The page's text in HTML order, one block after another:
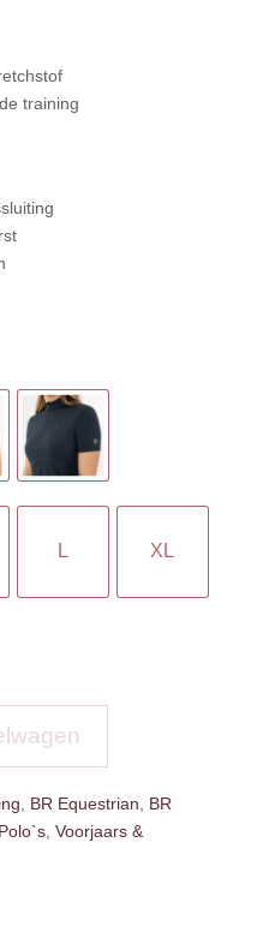
training
L XL
BR Equestrian
BR
, Voorjaars &